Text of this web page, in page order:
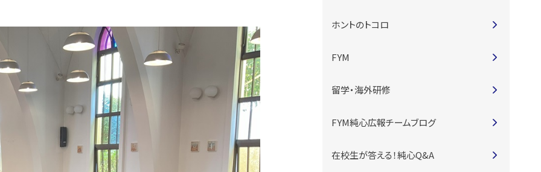
ホントのトコロ
FYM
留学・海外研修
FYM純心広報チームブログ
在校生が答える！純心Q&A